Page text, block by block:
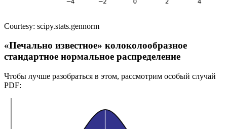
Courtesy: scipy.stats.gennorm
«Печально известное» колоколообразное
стандартное нормальное распределение
Чтобы лучше разобраться в этом, рассмотрим особый случай
PDF: